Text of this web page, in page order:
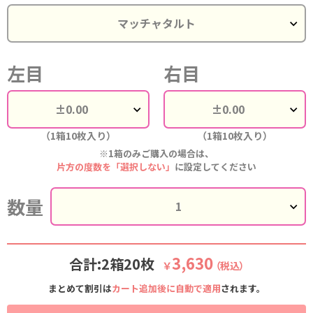
左目
（1箱10枚入り）
右目
（1箱10枚入り）
※1箱のみご購入の場合は、
片方の度数を「選択しない」 に設定してください
数量
合計:2箱20枚 ￥3,630 （税込）
まとめて割引はカート追加後に自動で適用されます。